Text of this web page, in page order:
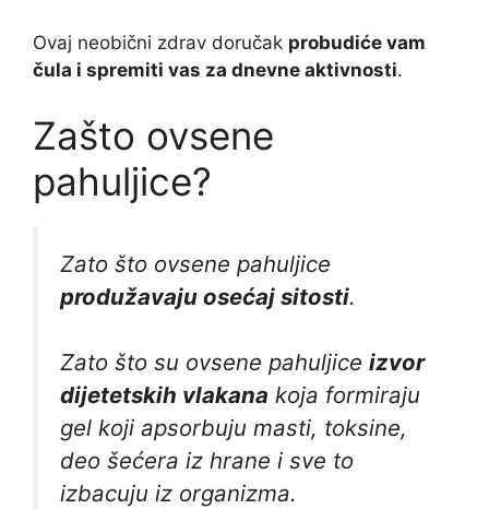
Ovaj neobični zdrav doručak probudiće vam
čula i spremiti vas za dnevne aktivnosti.
Zašto ovsene
pahuljice?
Zato što ovsene pahuljice
produžavaju osećaj sitosti.
Zato što su ovsene pahuljice izvor
dijetetskih vlakana koja formiraju
gel koji apsorbuju masti, toksine,
deo šećera iz hrane i sve to
izbacuju iz organizma.